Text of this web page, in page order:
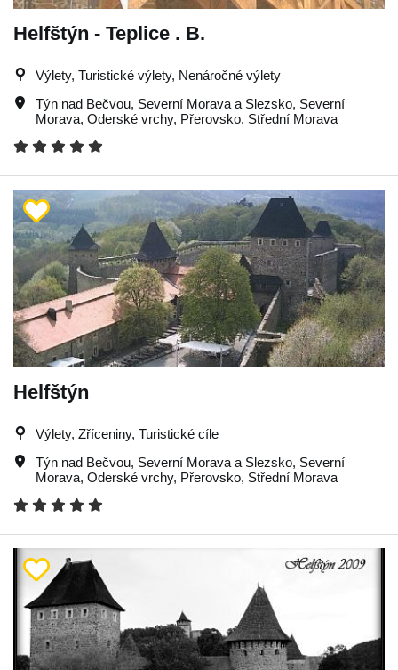
Helfštýn - Teplice . B.
Výlety, Turistické výlety, Nenáročné výlety
Týn nad Bečvou, Severní Morava a Slezsko, Severní
Morava, Oderské vrchy, Přerovsko, Střední Morava
Helfštýn
Výlety, Zříceniny, Turistické cíle
Týn nad Bečvou, Severní Morava a Slezsko, Severní
Morava, Oderské vrchy, Přerovsko, Střední Morava